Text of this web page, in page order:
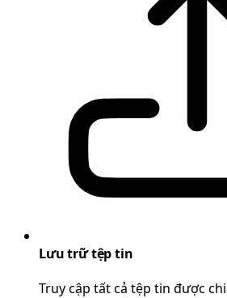
Lưu trữ tệp tin
Truy cập tất cả tệp tin được